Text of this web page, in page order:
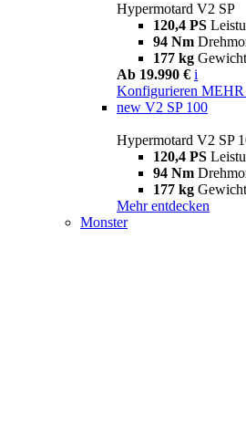
Hypermotard V2 SP
120,4 PS
94 Nm
177 kg
Ab 19.990 € i
Konfigurieren
new V2 SP 100
Hypermotard V2 SP
120,4 PS
94 Nm
177 kg
Mehr entdecken
Monster